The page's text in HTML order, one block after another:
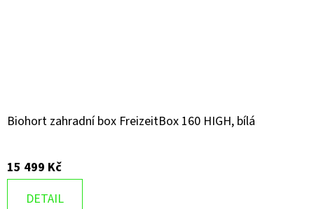
Biohort zahradní box FreizeitBox 160 HIGH, bílá
15 499 Kč
DETAIL